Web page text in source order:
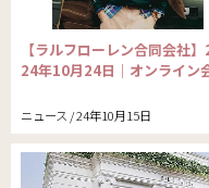
ニュース / 24年10月15日
【ラルフローレン合同会社
24年10月24日｜オンライン